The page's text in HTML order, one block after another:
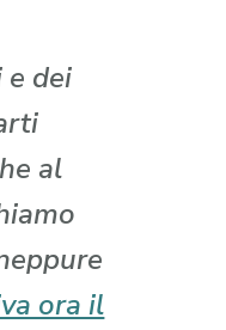
e dei
al
ora il